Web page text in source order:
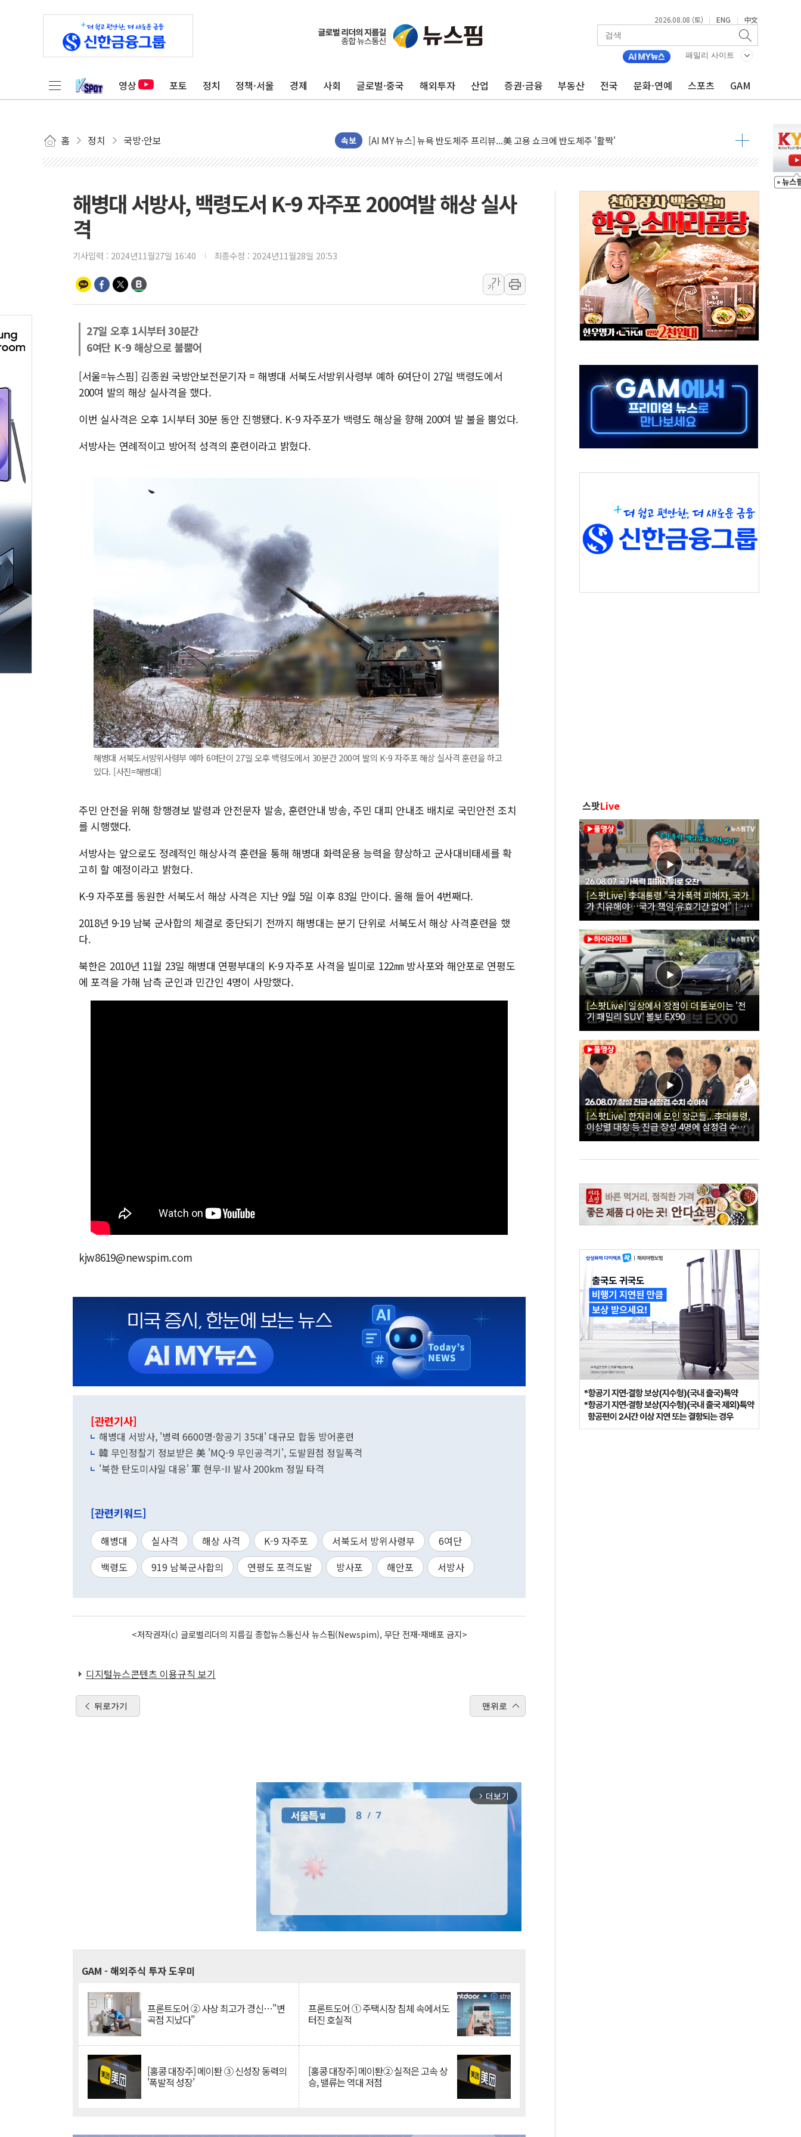
2026.08.08 (토) | ENG | 中文
패밀리 사이트
영상 포토 정치 정책·서울 경제 사회 글로벌·중국 해외투자 산업 증권·금융 부동산 전국 문화·연예 스포츠 GAM
홈 정치 국방·안보 속보
[종합] 이슬람 수니파 3국, '공동방위협정' 체결… 이스라엘·이란 위협에 맞설 자체 억지력 강화
트럼프, 백신·자폐증 행정명령 검토…"이르면 다음 주"
이란 핵심 원유 수출항 '하르그섬', 최근 1주일 이상 '올스톱'… 美 해상봉쇄 영향
美 고용 쇼크에 엔화 장중 급등…시장은 "또 개입했나" 촉각
뉴욕증시 프리뷰, 美 고용 쇼크에 금리 인상 우려 후퇴…나스닥 선물 1%대 상승
[종합] 美 7월 고용 2만3000명 감소 '쇼크'…9월 금리 인상 기대 후퇴
뉴욕증시 개장 전 특징주...아틀라시안·클라우드플레어·태양광주↑ VS 트레이드데스크·웬디스↓
보훈부, 미 DPAA와 MOU… "6·25 미군 실종자 7359명 끝까지 찾겠다"
李 "해남 태양광, 대한민국 다음 100년 밑거름…수도권 집중 완화 전환점"
李 대통령, '6시간 마라톤 부동산 2차 회의' 주재… "전폭적 공급 확대·속도전 총력"
트럼프, 中 겨냥 폴리실리콘 관세 15% 부과…美 태양광주 급등
이란와이어 "이란 최고지도자 위독…곧 사망해도 놀랍지 않아"
[인도증시] 중동 불안 속 유가 상승에 소폭 하락...금융주 낙폭 커
해병대 서방사, 백령도서 K-9 자주포 200여발 해상 실사
격
기사입력 : 2024년11월27일 16:40 최종수정 : 2024년11월28일 20:53
가
가
27일 오후 1시부터 30분간
6여단 K-9 해상으로 불뿜어
[서울=뉴스핌] 김종원 국방안보전문기자 = 해병대 서북도서방위사령부 예하 6여단이 27일 백령도에서
200여 발의 해상 실사격을 했다.
이번 실사격은 오후 1시부터 30분 동안 진행됐다. K-9 자주포가 백령도 해상을 향해 200여 발 불을 뿜었다.
서방사는 연례적이고 방어적 성격의 훈련이라고 밝혔다.
해병대 서북도서방위사령부 예하 6여단이 27일 오후 백령도에서 30분간 200여 발의 K-9 자주포 해상 실사격 훈련을 하고
있다. [사진=해병대]
주민 안전을 위해 항행경보 발령과 안전문자 발송, 훈련안내 방송, 주민 대피 안내조 배치로 국민안전 조치
를 시행했다.
서방사는 앞으로도 정례적인 해상사격 훈련을 통해 해병대 화력운용 능력을 향상하고 군사대비태세를 확
고히 할 예정이라고 밝혔다.
K-9 자주포를 동원한 서북도서 해상 사격은 지난 9월 5일 이후 83일 만이다. 올해 들어 4번째다.
2018년 9·19 남북 군사합의 체결로 중단되기 전까지 해병대는 분기 단위로 서북도서 해상 사격훈련을 했
다.
북한은 2010년 11월 23일 해병대 연평부대의 K-9 자주포 사격을 빌미로 122㎜ 방사포와 해안포로 연평도
에 포격을 가해 남측 군인과 민간인 4명이 사망했다.
kjw8619@newspim.com
[관련기사]
해병대 서방사, '병력 6600명·항공기 35대' 대규모 합동 방어훈련
韓 무인정찰기 정보받은 美 'MQ-9 무인공격기', 도발원점 정밀폭격
'북한 탄도미사일 대응' 軍 현무-II 발사 200km 정밀 타격
[관련키워드]
해병대 실사격 해상 사격 K-9 자주포 서북도서 방위사령부
6여단
백령도
919 남북군사합의 연평도 포격도발 방사포 해안포 서방사
<저작권자(c) 글로벌리더의 지름길 종합뉴스통신사 뉴스핌(Newspim), 무단 전재-재배포 금지>
디지털뉴스콘텐츠 이용규칙 보기
뒤로가기 맨위로
arrow_forward_ios 더보기
GAM - 해외주식 투자 도우미
프론트도어 ② 사상 최고가 경신…"변
곡점 지났다"
프론트도어 ① 주택시장 침체 속에서도
터진 호실적
[홍콩 대장주] 메이퇀 ③ 신성장 동력의
'폭발적 성장'
[홍콩 대장주] 메이퇀② 실적은 고속 상
승, 밸류는 역대 저점
스팟Live
[스팟Live] 李대통령 "국가폭력 피해자, 국가
가 치유해야…국가 책임 유효기간 없어"｜
26.08.07 국가폭력 피해자 위로 오찬
[스팟Live] 일상에서 장점이 더 돋보이는 '전
기 패밀리 SUV' 볼보 EX90
[스팟Live] 한자리에 모인 장군들...李대통령,
이상렬 대장 등 진급 장성 4명에 삼정검 수치
직접 수여｜26.08.07 장성 진급·삼정검 수치